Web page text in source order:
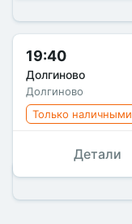
19:40
Долгиново
Долгиново
Только наличными
Детали